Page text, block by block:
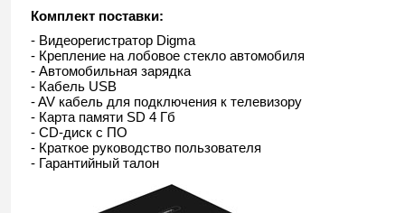
Комплект поставки:
- Видеорегистратор Digma
- Крепление на лобовое стекло автомобиля
- Автомобильная зарядка
- Кабель USB
- AV кабель для подключения к телевизору
- Карта памяти SD 4 Гб
- CD-диск с ПО
- Краткое руководство пользователя
- Гарантийный талон